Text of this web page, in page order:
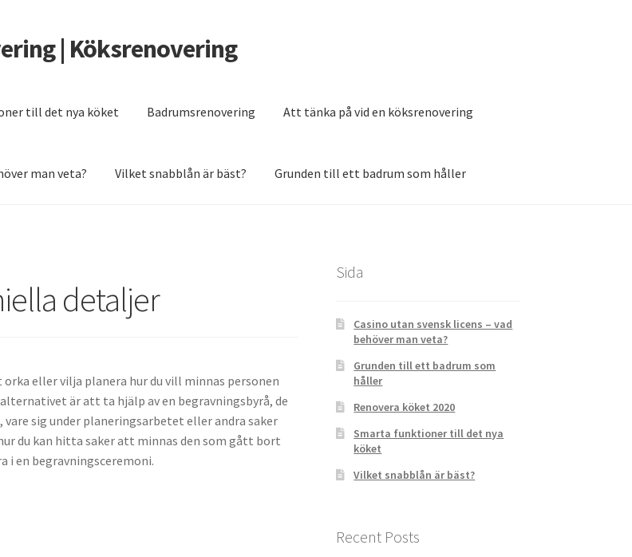
| Köksrenovering
till det nya köket Badrumsrenovering Att tänka på vid en köksrenovering
man veta? Vilket snabblån är bäst? Grunden till ett badrum som håller
detaljer
eller vilja planera hur du vill minnas personen
är att ta hjälp av en begravningsbyrå, de
sig under planeringsarbetet eller andra saker
du kan hitta saker att minnas den som gått bort
i en begravningsceremoni.
Sida
Casino utan svensk licens – vad
behöver man veta?
Grunden till ett badrum som
håller
Renovera köket 2020
Smarta funktioner till det nya
köket
Vilket snabblån är bäst?
Recent Posts